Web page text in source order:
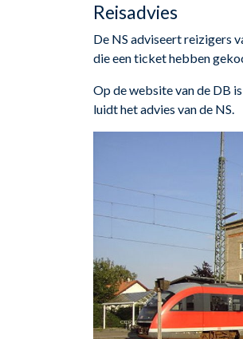
Reisadvies
De NS adviseert reizigers
die een ticket hebben
Op de website van de DB
luidt het advies van de NS.